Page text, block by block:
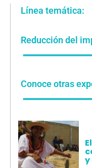
Línea temática:
Reducción del
Conoce otras
y